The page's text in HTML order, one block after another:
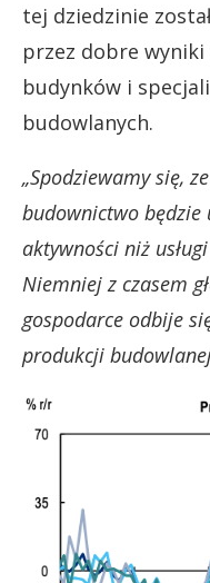
tej dziedzinie
przez dobre
budynków i
budowlanych.
„Spodziewamy się,
budownictwo będzie
aktywności niż
Niemniej z czasem
gospodarce odbije
produkcji